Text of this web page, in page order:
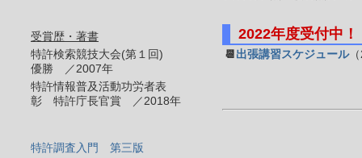
2022年度受付中！
📆 出張講習スケジュール
受賞歴・著書
特許検索競技大会(第１回)
優勝 ／2007年
特許情報普及活動功労者表
彰 特許庁長官賞 ／2018年
特許調査入門 第三版